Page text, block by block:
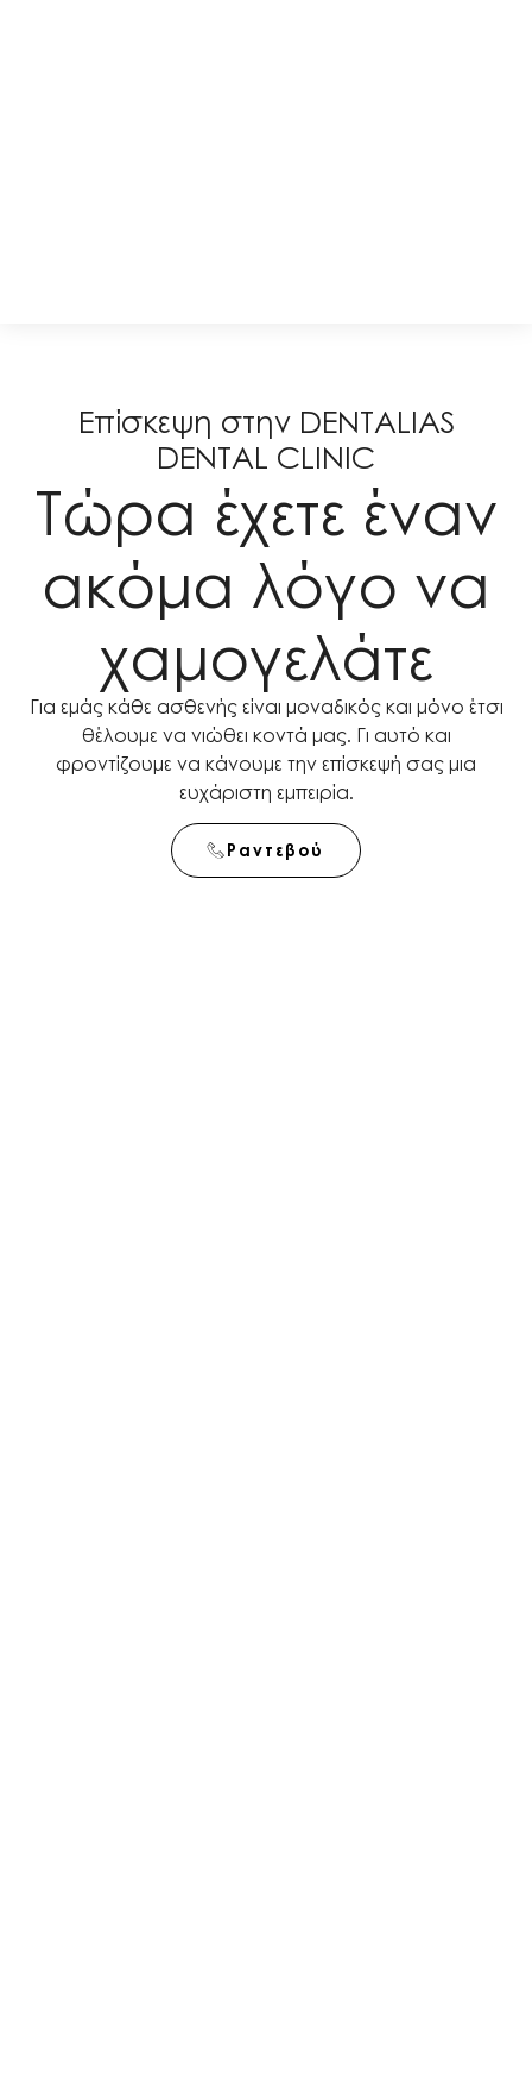
Επίσκεψη στην DENTALIAS
DENTAL CLINIC
Τώρα έχετε έναν
ακόμα λόγο να
χαμογελάτε
Για εμάς κάθε ασθενής είναι μοναδικός και μόνο έτσι
θέλουμε να νιώθει κοντά μας. Γι αυτό και
φροντίζουμε να κάνουμε την επίσκεψή σας μια
ευχάριστη εμπειρία.
Ραντεβού